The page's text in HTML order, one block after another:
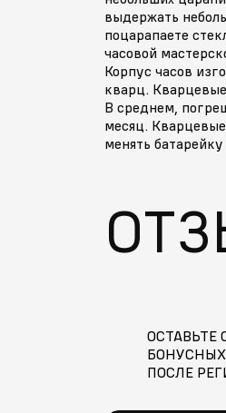
выдержать
поцарапаете
часовой
Корпус часов
кварц.
В среднем,
месяц.
менять
ОСТАВЬТЕ
ПОСЛЕ